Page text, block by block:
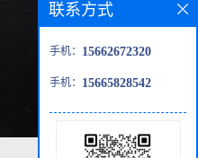
联系方式
手机： 15662672320
手机： 15665828542